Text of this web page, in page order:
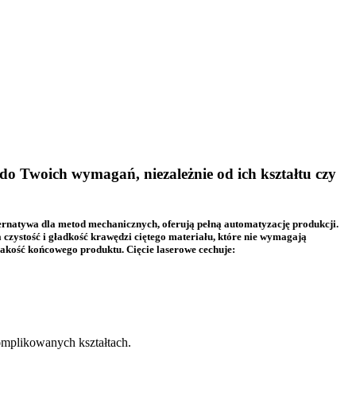
Twoich wymagań, niezależnie od ich kształtu czy
dla metod mechanicznych, oferują pełną automatyzację produkcji.
i gładkość krawędzi ciętego materiału, które nie wymagają
końcowego produktu. Cięcie laserowe cechuje:
kształtach.